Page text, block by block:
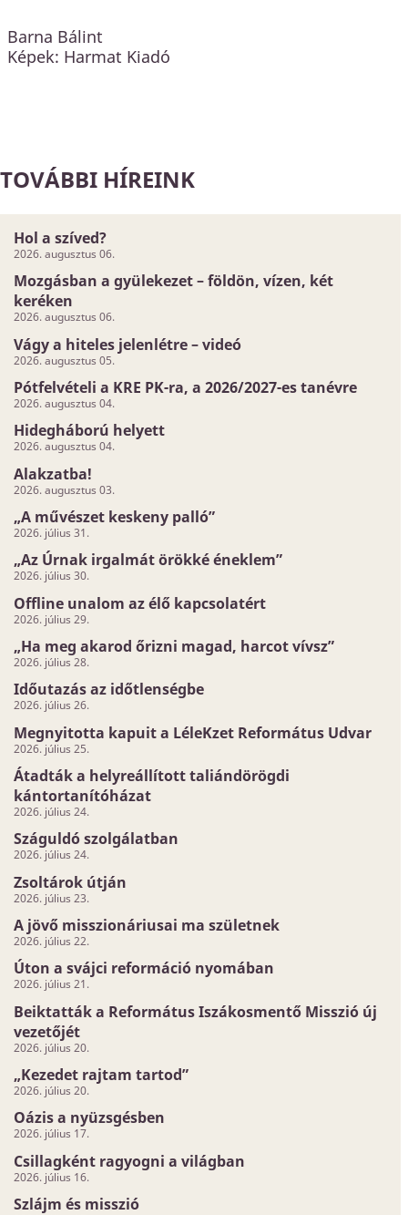
Barna Bálint
Képek: Harmat Kiadó
TOVÁBBI HÍREINK
Hol a szíved?
2026. augusztus 06.
Mozgásban a gyülekezet – földön, vízen, két
keréken
2026. augusztus 06.
Vágy a hiteles jelenlétre – videó
2026. augusztus 05.
Pótfelvételi a KRE PK-ra, a 2026/2027-es tanévre
2026. augusztus 04.
Hidegháború helyett
2026. augusztus 04.
Alakzatba!
2026. augusztus 03.
„A művészet keskeny palló”
2026. július 31.
„Az Úrnak irgalmát örökké éneklem”
2026. július 30.
Offline unalom az élő kapcsolatért
2026. július 29.
„Ha meg akarod őrizni magad, harcot vívsz”
2026. július 28.
Időutazás az időtlenségbe
2026. július 26.
Megnyitotta kapuit a LéleKzet Református Udvar
2026. július 25.
Átadták a helyreállított taliándörögdi
kántortanítóházat
2026. július 24.
Száguldó szolgálatban
2026. július 24.
Zsoltárok útján
2026. július 23.
A jövő misszionáriusai ma születnek
2026. július 22.
Úton a svájci reformáció nyomában
2026. július 21.
Beiktatták a Református Iszákosmentő Misszió új
vezetőjét
2026. július 20.
„Kezedet rajtam tartod”
2026. július 20.
Oázis a nyüzsgésben
2026. július 17.
Csillagként ragyogni a világban
2026. július 16.
Szlájm és misszió